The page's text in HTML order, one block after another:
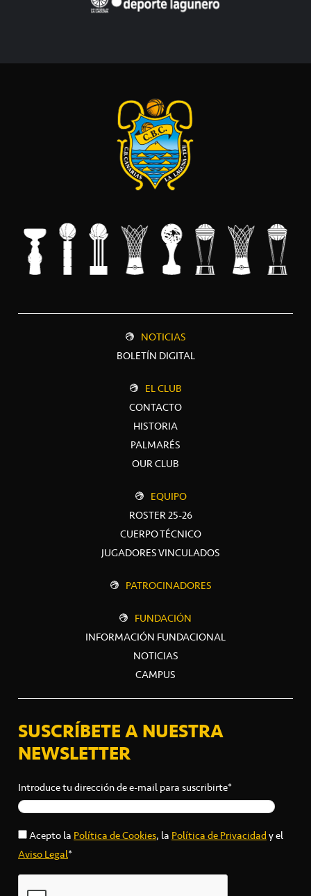
NOTICIAS
BOLETÍN DIGITAL
EL CLUB
CONTACTO
HISTORIA
PALMARÉS
OUR CLUB
EQUIPO
ROSTER 25-26
CUERPO TÉCNICO
JUGADORES VINCULADOS
PATROCINADORES
FUNDACIÓN
INFORMACIÓN FUNDACIONAL
NOTICIAS
CAMPUS
SUSCRÍBETE A NUESTRA
NEWSLETTER
Introduce tu dirección de e-mail para suscribirte*
Acepto la Política de Cookies, la Política de Privacidady el
Aviso Legal*